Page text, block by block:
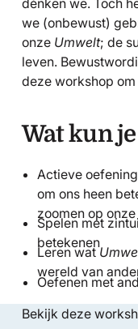
dénken we. Toch
we (onbewust)
onze Umwelt; de
leven.
deze workshop
Wat kun
Actieve
om ons heen
zoomen op
Spelen met
betekenen
Leren wat
wereld van
Oefenen met
Bekijk deze